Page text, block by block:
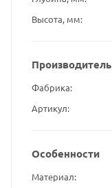
Высота, мм
Производитель
Фабрика
Артикул
Особенности
Материал